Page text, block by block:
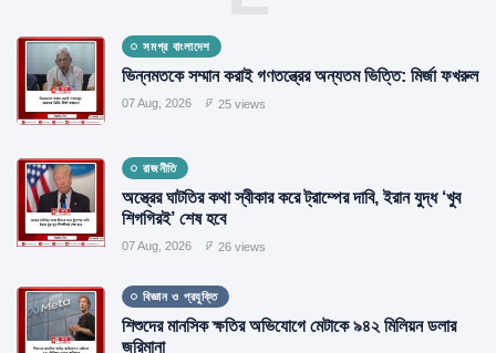
সমগ্র বাংলাদেশ
ভিন্নমতকে সম্মান করাই গণতন্ত্রের অন্যতম ভিত্তি: মির্জা ফখরুল
07 Aug, 2026 25 views
রাজনীতি
অস্ত্রের ঘাটতির কথা স্বীকার করে ট্রাম্পের দাবি, ইরান যুদ্ধ ‘খুব
শিগগিরই’ শেষ হবে
07 Aug, 2026 26 views
বিজ্ঞান ও প্রযুক্তি
শিশুদের মানসিক ক্ষতির অভিযোগে মেটাকে ৯৪২ মিলিয়ন ডলার
জরিমানা